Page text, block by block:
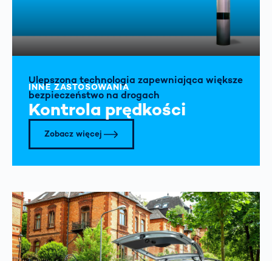
INNE ZASTOSOWANIA
Kontrola prędkości
Ulepszona technologia zapewniająca większe
bezpieczeństwo na drogach
Zobacz więcej